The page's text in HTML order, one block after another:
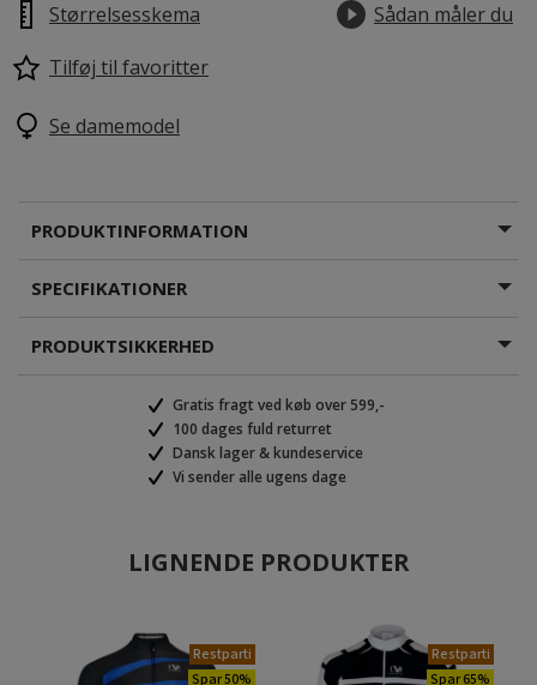
Størrelsesskema
Sådan måler du
Tilføj til favoritter
Se damemodel
PRODUKTINFORMATION
SPECIFIKATIONER
PRODUKTSIKKERHED
Gratis fragt ved køb over 599,-
100 dages fuld returret
Dansk lager & kundeservice
Vi sender alle ugens dage
LIGNENDE PRODUKTER
Restparti
Spar 50%
Restparti
Spar 65%